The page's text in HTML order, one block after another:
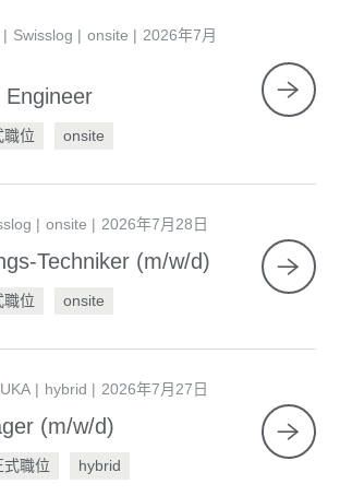
Swisslog onsite
2026年7月
Engineer
職位 onsite
onsite 2026年7月28日
Techniker (m/w/d)
職位 onsite
hybrid 2026年7月27日
(m/w/d)
式職位 hybrid